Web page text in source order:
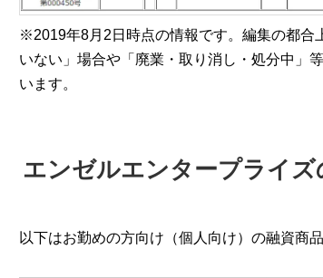
※2019年8月2日時点の情報です。編集の都合
いない」場合や「廃業・取り消し・処分中」
います。
エンゼルエンタープライズ
以下はお勤めの方向け（個人向け）の融資商品